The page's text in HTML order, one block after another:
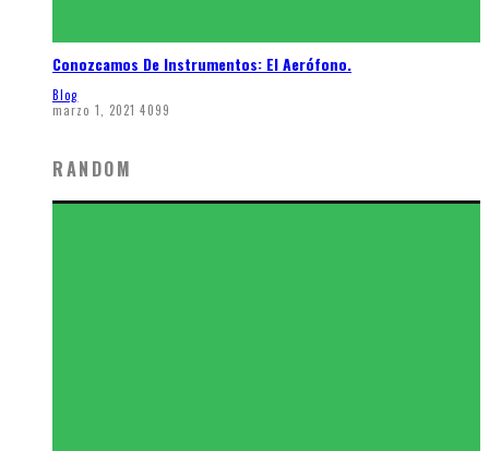
Conozcamos De Instrumentos: El Aerófono.
Blog
marzo 1, 2021 4099
RANDOM